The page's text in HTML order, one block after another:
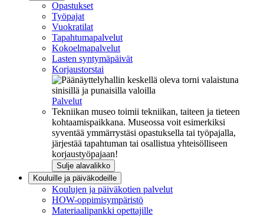
Opastukset
Työpajat
Vuokratilat
Tapahtumapalvelut
Kokoelmapalvelut
Lasten syntymäpäivät
Korjaustorstai
Palvelut
Tekniikan museo toimii tekniikan, taiteen ja tieteen
kohtaamispaikkana. Museossa voit esimerkiksi
syventää ymmärrystäsi opastuksella tai työpajalla,
järjestää tapahtuman tai osallistua yhteisölliseen
korjaustyöpajaan!
Sulje alavalikko
Kouluille ja päiväkodeille
Koulujen ja päiväkotien palvelut
HOW-oppimisympäristö
Materiaalipankki opettajille